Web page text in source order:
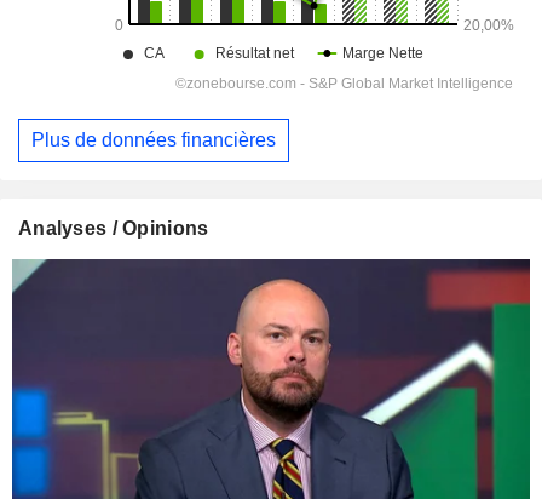
Plus de données financières
Analyses / Opinions